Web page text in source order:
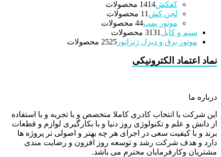
کفکش
1414 محصولات
لجن کش
1 1 محصولات
موتور پمپ 44 محصولات
سیم و کابل
3131 محصولات
موتور برق و دیزل ژنراتور
2525 محصولات
نماد اعتماد الکترونیکی
درباره ما
این شرکت با انتخاب کادری کاملا متخصص و با تجربه و با استفاده
از دانش و علم و تکنولوژی روز دنیا و با بکارگیری لوازم و قطعات
برند و با کیفیت سعی در اجرای هر چه بهتر و اصولی تر پروژه ها
دارد و هدف شرکت رشد و توسعه روز افزون و رضایت مندی
مشتریان وکارفرمایان محترم می باشد.